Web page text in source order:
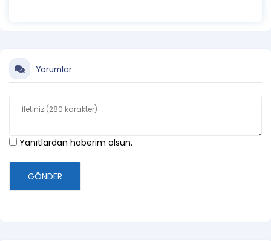
Yorumlar
Yanıtlardan haberim olsun.
GÖNDER